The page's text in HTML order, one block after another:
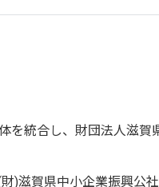
を統合し、財団法人滋賀
)滋賀県中小企業振興公社